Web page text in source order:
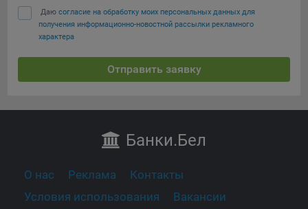
Даю согласие на обработку моих персональных данных для
получения информационно-новостной рассылки рекламного
характера
Отправить заявку
Банки.Бел
О нас Реклама
Контакты
Условия использования
Вакансии